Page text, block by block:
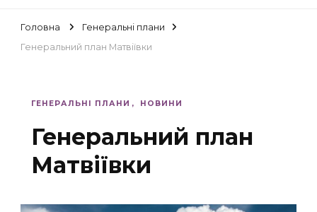
Головна
Генеральні плани
Генеральний план Матвіївки
ГЕНЕРАЛЬНІ ПЛАНИ НОВИНИ
Генеральний план
Матвіївки